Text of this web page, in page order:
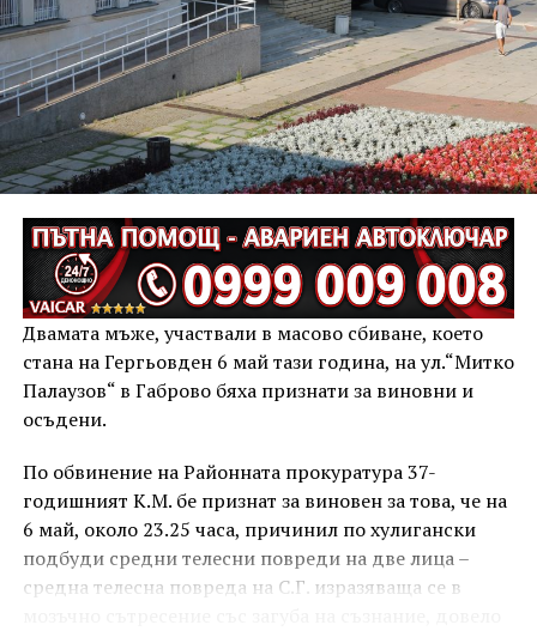
Двамата мъже, участвали в масово сбиване, което
стана на Гергьовден 6 май тази година, на ул.“Митко
Палаузов“ в Габрово бяха признати за виновни и
осъдени.
По обвинение на Районната прокуратура 37-
годишният К.М. бе признат за виновен за това, че на
6 май, около 23.25 часа, причинил по хулигански
подбуди средни телесни повреди на две лица –
средна телесна повреда на С.Г. изразяваща се в